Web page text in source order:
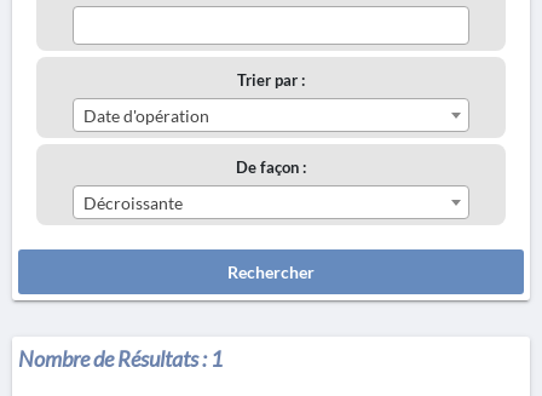
Trier par :
Date d'opération
De façon :
Décroissante
Rechercher
Nombre de Résultats :1